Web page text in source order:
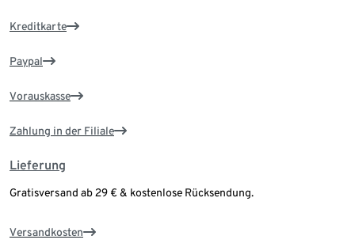
Kreditkarte
Paypal
Vorauskasse
Zahlung in der Filiale
Lieferung
Gratisversand ab 29 € & kostenlose Rücksendung.
Versandkosten